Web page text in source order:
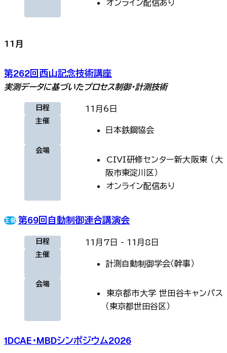
オンライン配信あり
11 月
第262回西山記念技術講座
実測データに基づいたプロセス制御・計測技術
日程 11月6日
主催
日本鉄鋼協会
会場
CIVI研修センター新大阪東 （大
阪市東淀川区 ）
オンライン配信あり
第69回自動制御連合講演会
日程 11月7日 - 11月8日
主催
計測自動制御学会（幹事）
会場
東京都市大学 世田谷キャンパス
（ 東京都世田谷区 ）
1DCAE・MBDシンポジウム2026